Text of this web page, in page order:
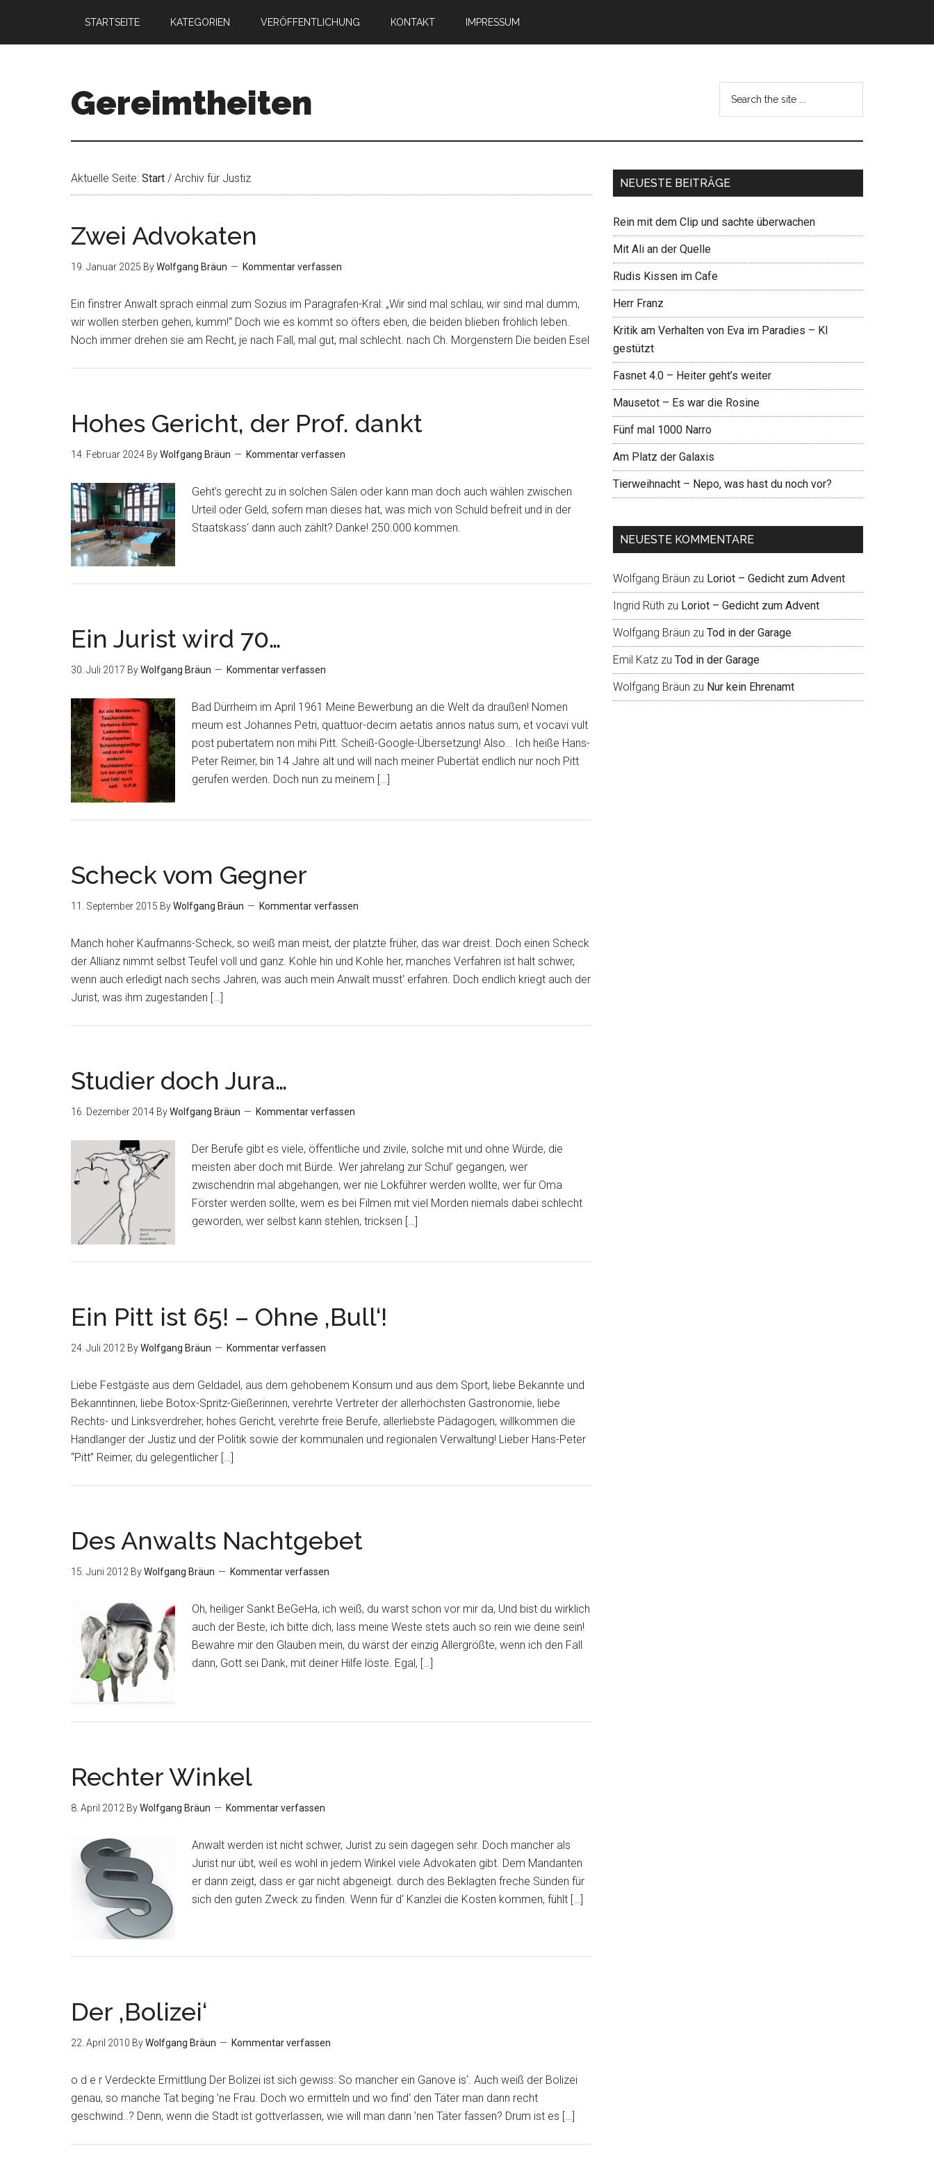
STARTSEITE KATEGORIEN VERÖFFENTLICHUNG KONTAKT IMPRESSUM
Gereimtheiten
Aktuelle Seite: Start / Archiv für Justiz
Zwei Advokaten
19. Januar 2025 ByWolfgang Bräun Kommentar verfassen
Ein finstrer Anwalt sprach einmal zum Sozius im Paragrafen-Kral: „Wir sind mal schlau, wir sind mal dumm,
wir wollen sterben gehen, kumm!“ Doch wie es kommt so öfters eben, die beiden blieben fröhlich leben.
Noch immer drehen sie am Recht, je nach Fall, mal gut, mal schlecht. nach Ch. Morgenstern Die beiden Esel
Hohes Gericht, der Prof. dankt
14. Februar 2024 ByWolfgang Bräun Kommentar verfassen
Geht’s gerecht zu in solchen Sälen oder kann man doch auch wählen zwischen
Urteil oder Geld, sofern man dieses hat, was mich von Schuld befreit und in der
Staatskass‘ dann auch zählt? Danke! 250.000 kommen.
Ein Jurist wird 70…
30. Juli 2017 ByWolfgang Bräun Kommentar verfassen
Bad Dürrheim im April 1961 Meine Bewerbung an die Welt da draußen! Nomen
meum est Johannes Petri, quattuor-decim aetatis annos natus sum, et vocavi vult
post pubertatem non mihi Pitt. Scheiß-Google-Übersetzung! Also… Ich heiße Hans-
Peter Reimer, bin 14 Jahre alt und will nach meiner Pubertät endlich nur noch Pitt
gerufen werden. Doch nun zu meinem […]
Scheck vom Gegner
11. September 2015 ByWolfgang Bräun Kommentar verfassen
Manch hoher Kaufmanns-Scheck, so weiß man meist, der platzte früher, das war dreist. Doch einen Scheck
der Allianz nimmt selbst Teufel voll und ganz. Kohle hin und Kohle her, manches Verfahren ist halt schwer,
wenn auch erledigt nach sechs Jahren, was auch mein Anwalt musst‘ erfahren. Doch endlich kriegt auch der
Jurist, was ihm zugestanden […]
Studier doch Jura…
16. Dezember 2014 ByWolfgang Bräun Kommentar verfassen
Der Berufe gibt es viele, öffentliche und zivile, solche mit und ohne Würde, die
meisten aber doch mit Bürde. Wer jahrelang zur Schul’ gegangen, wer
zwischendrin mal abgehangen, wer nie Lokführer werden wollte, wer für Oma
Förster werden sollte, wem es bei Filmen mit viel Morden niemals dabei schlecht
geworden, wer selbst kann stehlen, tricksen […]
Ein Pitt ist 65! – Ohne ‚Bull‘!
24. Juli 2012 ByWolfgang Bräun Kommentar verfassen
Liebe Festgäste aus dem Geldadel, aus dem gehobenem Konsum und aus dem Sport, liebe Bekannte und
Bekanntinnen, liebe Botox-Spritz-Gießerinnen, verehrte Vertreter der allerhöchsten Gastronomie, liebe
Rechts- und Linksverdreher, hohes Gericht, verehrte freie Berufe, allerliebste Pädagogen, willkommen die
Handlanger der Justiz und der Politik sowie der kommunalen und regionalen Verwaltung! Lieber Hans-Peter
“Pitt” Reimer, du gelegentlicher […]
Des Anwalts Nachtgebet
15. Juni 2012 ByWolfgang Bräun Kommentar verfassen
Oh, heiliger Sankt BeGeHa, ich weiß, du warst schon vor mir da, Und bist du wirklich
auch der Beste, ich bitte dich, lass meine Weste stets auch so rein wie deine sein!
Bewahre mir den Glauben mein, du wärst der einzig Allergrößte, wenn ich den Fall
dann, Gott sei Dank, mit deiner Hilfe löste. Egal, […]
Rechter Winkel
8. April 2012 ByWolfgang Bräun Kommentar verfassen
Anwalt werden ist nicht schwer, Jurist zu sein dagegen sehr. Doch mancher als
Jurist nur übt, weil es wohl in jedem Winkel viele Advokaten gibt. Dem Mandanten
er dann zeigt, dass er gar nicht abgeneigt. durch des Beklagten freche Sünden für
sich den guten Zweck zu finden. Wenn für d‘ Kanzlei die Kosten kommen, fühlt […]
Der ‚Bolizei‘
22. April 2010 ByWolfgang Bräun Kommentar verfassen
o d e r Verdeckte Ermittlung Der Bolizei ist sich gewiss: So mancher ein Ganove is‘. Auch weiß der Bolizei
genau, so manche Tat beging ’ne Frau. Doch wo ermitteln und wo find‘ den Täter man dann recht
geschwind..? Denn, wenn die Stadt ist gottverlassen, wie will man dann ’nen Täter fassen? Drum ist es […]
NEUESTE BEITRÄGE
Rein mit dem Clip und sachte überwachen
Mit Ali an der Quelle
Rudis Kissen im Cafe
Herr Franz
Kritik am Verhalten von Eva im Paradies – KI
gestützt
Fasnet 4.0 – Heiter geht’s weiter
Mausetot – Es war die Rosine
Fünf mal 1000 Narro
Am Platz der Galaxis
Tierweihnacht – Nepo, was hast du noch vor?
NEUESTE KOMMENTARE
Wolfgang Bräun zu Loriot – Gedicht zum Advent
Ingrid Rüth zu Loriot – Gedicht zum Advent
Wolfgang Bräun zu Tod in der Garage
Emil Katz zu Tod in der Garage
Wolfgang Bräun zu Nur kein Ehrenamt